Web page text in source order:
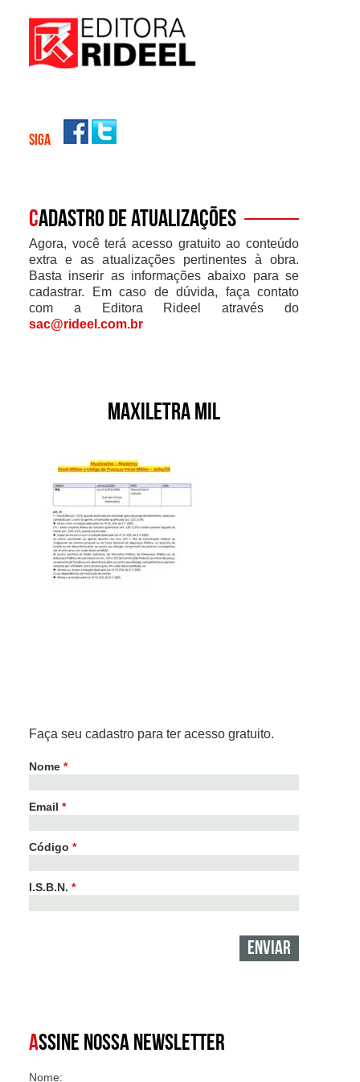
SIGA
Cadastro de atualizações
Agora, você terá acesso gratuito ao conteúdo
extra e as atualizações pertinentes à obra.
Basta inserir as informações abaixo para se
cadastrar. Em caso de dúvida, faça contato
com a Editora Rideel através do
sac@rideel.com.br
Maxiletra MIL
Faça seu cadastro para ter acesso gratuito.
Nome *
Email *
Código *
I.S.B.N. *
ASSINE NOSSA NEWSLETTER
Nome: